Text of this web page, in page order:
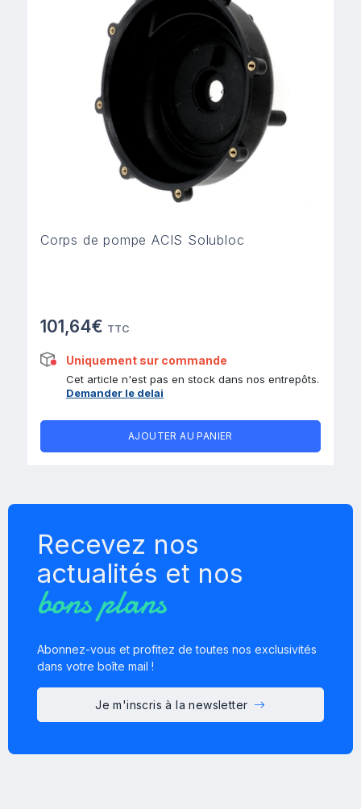
Corps de pompe ACIS Solubloc
101,64€ TTC
Uniquement sur commande
Cet article n'est pas en stock dans nos entrepôts.
Demander le delai
AJOUTER AU PANIER
Recevez nos
actualités et nos
bons plans
Abonnez-vous et profitez de toutes nos exclusivités
dans votre boîte mail !
Je m'inscris à la newsletter